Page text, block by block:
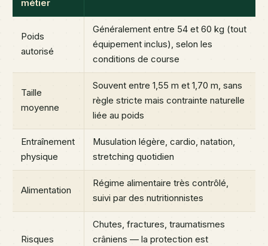
métier
Poids
autorisé
Généralement entre 54 et 60 kg (tout
équipement inclus), selon les
conditions de course
Taille
moyenne
Souvent entre 1,55 m et 1,70 m, sans
règle stricte mais contrainte naturelle
liée au poids
Entraînement
physique
Musulation légère, cardio, natation,
stretching quotidien
Alimentation
Régime alimentaire très contrôlé,
suivi par des nutritionnistes
Risques
Chutes, fractures, traumatismes
crâniens — la protection est